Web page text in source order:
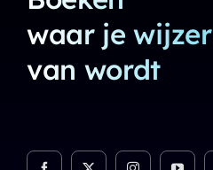
waar je wijzer
van wordt